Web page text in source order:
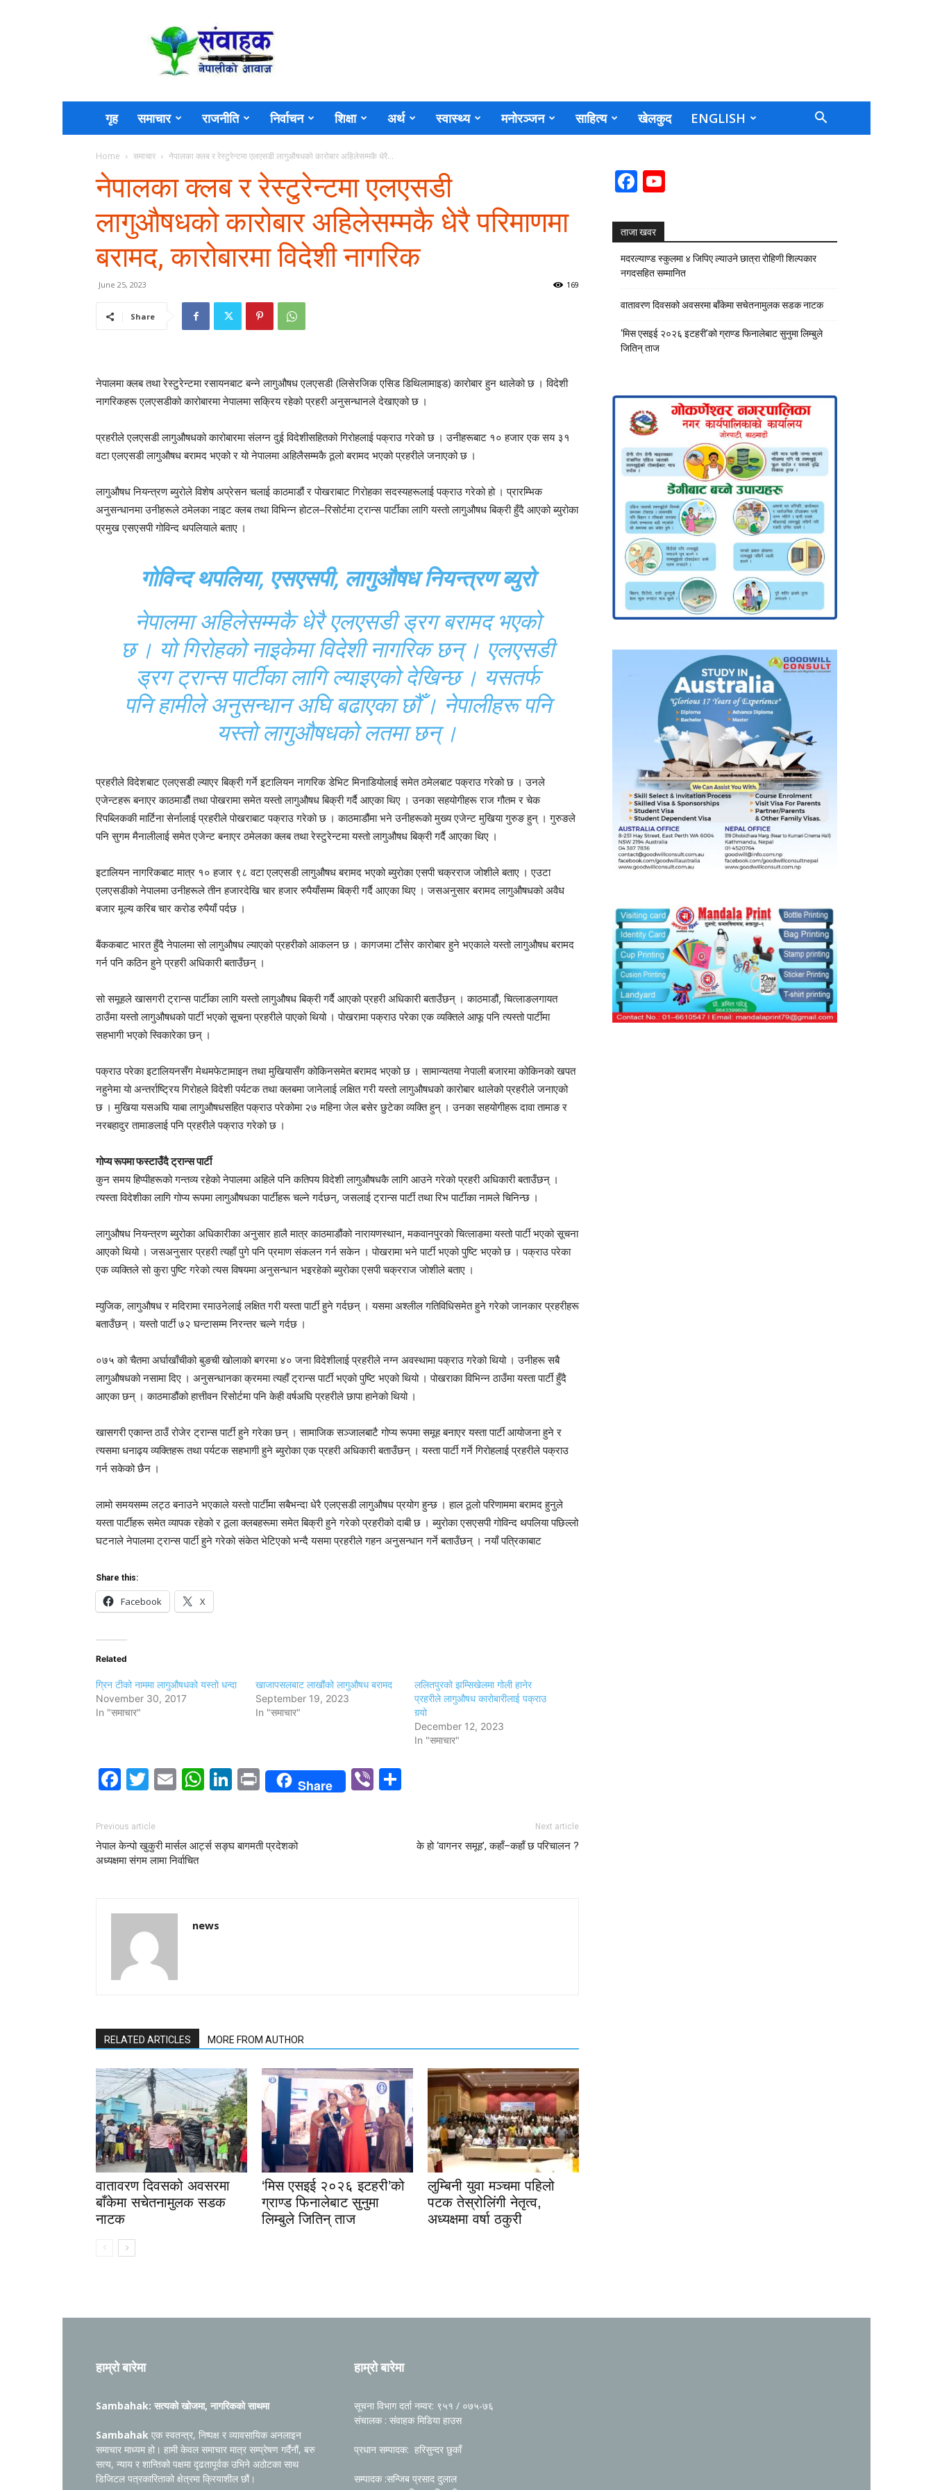
Sambahak
गृह समाचार राजनीति निर्वाचन शिक्षा अर्थ स्वास्थ्य मनोरञ्जन साहित्य खेलकुद ENGLISH
Home समाचार नेपालका क्लब र रेस्टुरेन्टमा एलएसडी लागुऔषधको कारोबार अहिलेसम्मकै धेरै...
नेपालका क्लब र रेस्टुरेन्टमा एलएसडी
लागुऔषधको कारोबार अहिलेसम्मकै धेरै परिमाणमा
बरामद, कारोबारमा विदेशी नागरिक
June 25, 2023 169
Share
नेपालमा क्लब तथा रेस्टुरेन्टमा रसायनबाट बन्ने लागुऔषध एलएसडी (लिसेरजिक एसिड डिथिलामाइड) कारोबार हुन थालेको छ । विदेशी
नागरिकहरू एलएसडीको कारोबारमा नेपालमा सक्रिय रहेको प्रहरी अनुसन्धानले देखाएको छ ।
प्रहरीले एलएसडी लागुऔषधको कारोबारमा संलग्न दुई विदेशीसहितको गिरोहलाई पक्राउ गरेको छ । उनीहरूबाट १० हजार एक सय ३१
वटा एलएसडी लागुऔषध बरामद भएको र यो नेपालमा अहिलैसम्मकै ठूलो बरामद भएको प्रहरीले जनाएको छ ।
लागुऔषध नियन्त्रण ब्युरोले विशेष अप्रेसन चलाई काठमाडौं र पोखराबाट गिरोहका सदस्यहरूलाई पक्राउ गरेको हो । प्रारम्भिक
अनुसन्धानमा उनीहरूले ठमेलका नाइट क्लब तथा विभिन्न होटल–रिसोर्टमा ट्रान्स पार्टीका लागि यस्तो लागुऔषध बिक्री हुँदै आएको ब्युरोका
प्रमुख एसएसपी गोविन्द थपलियाले बताए ।
गोविन्द थपलिया, एसएसपी, लागुऔषध नियन्त्रण ब्युरो
नेपालमा अहिलेसम्मकै धेरै एलएसडी ड्रग बरामद भएको
छ । यो गिरोहको नाइकेमा विदेशी नागरिक छन् । एलएसडी
ड्रग ट्रान्स पार्टीका लागि ल्याइएको देखिन्छ । यसतर्फ
पनि हामीले अनुसन्धान अघि बढाएका छौँ । नेपालीहरू पनि
यस्तो लागुऔषधको लतमा छन् ।
प्रहरीले विदेशबाट एलएसडी ल्याएर बिक्री गर्ने इटालियन नागरिक डेभिट मिनाडियोलाई समेत ठमेलबाट पक्राउ गरेको छ । उनले
एजेन्टहरू बनाएर काठमाडौैं तथा पोखरामा समेत यस्तो लागुऔषध बिक्री गर्दै आएका थिए । उनका सहयोगीहरू राज गौतम र चेक
रिपब्लिककी मार्टिना सेर्नालाई प्रहरीले पोखराबाट पक्राउ गरेको छ । काठमाडौंमा भने उनीहरूको मुख्य एजेन्ट मुखिया गुरुङ हुन् । गुरुङले
पनि सुगम मैनालीलाई समेत एजेन्ट बनाएर ठमेलका क्लब तथा रेस्टुरेन्टमा यस्तो लागुऔषध बिक्री गर्दै आएका थिए ।
इटालियन नागरिकबाट मात्र १० हजार ९८ वटा एलएसडी लागुऔषध बरामद भएको ब्युरोका एसपी चक्रराज जोशीले बताए । एउटा
एलएसडीको नेपालमा उनीहरूले तीन हजारदेखि चार हजार रुपैयाँसम्म बिक्री गर्दै आएका थिए । जसअनुसार बरामद लागुऔषधको अवैध
बजार मूल्य करिब चार करोड रुपैयाँ पर्दछ ।
बैंककबाट भारत हुँदै नेपालमा सो लागुऔषध ल्याएको प्रहरीको आकलन छ । कागजमा टाँसेर कारोबार हुने भएकाले यस्तो लागुऔषध बरामद
गर्न पनि कठिन हुने प्रहरी अधिकारी बताउँछन् ।
सो समूहले खासगरी ट्रान्स पार्टीका लागि यस्तो लागुऔषध बिक्री गर्दै आएको प्रहरी अधिकारी बताउँछन् । काठमाडौं, चित्लाङलगायत
ठाउँमा यस्तो लागुऔषधको पार्टी भएको सूचना प्रहरीले पाएको थियो । पोखरामा पक्राउ परेका एक व्यक्तिले आफू पनि त्यस्तो पार्टीमा
सहभागी भएको स्विकारेका छन् ।
पक्राउ परेका इटालियनसँग मेथमफेटामाइन तथा मुखियासँग कोकिनसमेत बरामद भएको छ । सामान्यतया नेपाली बजारमा कोकिनको खपत
नहुनेमा यो अन्तर्राष्ट्रिय गिरोहले विदेशी पर्यटक तथा क्लबमा जानेलाई लक्षित गरी यस्तो लागुऔषधको कारोबार थालेको प्रहरीले जनाएको
छ । मुखिया यसअघि याबा लागुऔषधसहित पक्राउ परेकोमा २७ महिना जेल बसेर छुटेका व्यक्ति हुन् । उनका सहयोगीहरू दावा तामाङ र
नरबहादुर तामाङलाई पनि प्रहरीले पक्राउ गरेको छ ।
गोप्य रूपमा फस्टाउँदै ट्रान्स पार्टी
कुन समय हिप्पीहरूको गन्तव्य रहेको नेपालमा अहिले पनि कतिपय विदेशी लागुऔषधकै लागि आउने गरेको प्रहरी अधिकारी बताउँछन् ।
त्यस्ता विदेशीका लागि गोप्य रूपमा लागुऔषधका पार्टीहरू चल्ने गर्दछन्, जसलाई ट्रान्स पार्टी तथा रिभ पार्टीका नामले चिनिन्छ ।
लागुऔषध नियन्त्रण ब्युरोका अधिकारीका अनुसार हालै मात्र काठमाडौंको नारायणस्थान, मकवानपुरको चित्लाङमा यस्तो पार्टी भएको सूचना
आएको थियो । जसअनुसार प्रहरी त्यहाँ पुगे पनि प्रमाण संकलन गर्न सकेन । पोखरामा भने पार्टी भएको पुष्टि भएको छ । पक्राउ परेका
एक व्यक्तिले सो कुरा पुष्टि गरेको त्यस विषयमा अनुसन्धान भइरहेको ब्युरोका एसपी चक्रराज जोशीले बताए ।
म्युजिक, लागुऔषध र मदिरामा रमाउनेलाई लक्षित गरी यस्ता पार्टी हुने गर्दछन् । यसमा अश्लील गतिविधिसमेत हुने गरेको जानकार प्रहरीहरू
बताउँछन् । यस्तो पार्टी ७२ घन्टासम्म निरन्तर चल्ने गर्दछ ।
०७५ को चैतमा अर्घाखाँचीको बुङची खोलाको बगरमा ४० जना विदेशीलाई प्रहरीले नग्न अवस्थामा पक्राउ गरेको थियो । उनीहरू सबै
लागुऔषधको नसामा दिए । अनुसन्धानका क्रममा त्यहाँ ट्रान्स पार्टी भएको पुष्टि भएको थियो । पोखराका विभिन्न ठाउँमा यस्ता पार्टी हुँदै
आएका छन् । काठमाडौंको हात्तीवन रिसोर्टमा पनि केही वर्षअघि प्रहरीले छापा हानेको थियो ।
खासगरी एकान्त ठाउँ रोजेर ट्रान्स पार्टी हुने गरेका छन् । सामाजिक सञ्जालबाटै गोप्य रूपमा समूह बनाएर यस्ता पार्टी आयोजना हुने र
त्यसमा धनाढ्य व्यक्तिहरू तथा पर्यटक सहभागी हुने ब्युरोका एक प्रहरी अधिकारी बताउँछन् । यस्ता पार्टी गर्ने गिरोहलाई प्रहरीले पक्राउ
गर्न सकेको छैन ।
लामो समयसम्म लट्ठ बनाउने भएकाले यस्तो पार्टीमा सबैभन्दा धेरै एलएसडी लागुऔषध प्रयोग हुन्छ । हाल ठूलो परिणाममा बरामद हुनुले
यस्ता पार्टीहरू समेत व्यापक रहेको र ठूला क्लबहरूमा समेत बिक्री हुने गरेको प्रहरीको दाबी छ । ब्युरोका एसएसपी गोविन्द थपलिया पछिल्लो
घटनाले नेपालमा ट्रान्स पार्टी हुने गरेको संकेत भेटिएको भन्दै यसमा प्रहरीले गहन अनुसन्धान गर्ने बताउँछन् । नयाँ पत्रिकाबाट
Share this:
Facebook X
Related
ग्रिन टीको नाममा लागुऔषधको यस्तो धन्दा
November 30, 2017
In "समाचार"
खाजापसलबाट लाखौंको लागुऔषध बरामद
September 19, 2023
In "समाचार"
ललितपुरको झम्सिखेलमा गोली हानेर
प्रहरीले लागुऔषध कारोबारीलाई पक्राउ
गर्‍यो
December 12, 2023
In "समाचार"
Facebook
Twitter
EmailWhatsApp
LinkedIn
PrintShare Viber
Previous article
नेपाल केन्पो खुकुरी मार्सल आर्ट्स सङ्घ बागमती प्रदेशको
अध्यक्षमा संगम लामा निर्वाचित
Next article
के हो ‘वागनर समूह’, कहाँ–कहाँ छ परिचालन ?
news
RELATED ARTICLES MORE FROM AUTHOR
वातावरण दिवसको अवसरमा
बाँकेमा सचेतनामुलक सडक
नाटक
‘मिस एसइई २०२६ इटहरी’को
ग्राण्ड फिनालेबाट सुनुमा
लिम्बुले जितिन् ताज
लुम्बिनी युवा मञ्चमा पहिलो
पटक तेस्रोलिंगी नेतृत्व,
अध्यक्षमा वर्षा ठकुरी
Facebook
ताजा खवर
मदरल्याण्ड स्कुलमा ४ जिपिए ल्याउने छात्रा रोहिणी शिल्पकार
नगदसहित सम्मानित
वातावरण दिवसको अवसरमा बाँकेमा सचेतनामुलक सडक नाटक
‘मिस एसइई २०२६ इटहरी’को ग्राण्ड फिनालेबाट सुनुमा लिम्बुले
जितिन् ताज
हाम्रो बारेमा
Sambahak: सत्यको खोजमा, नागरिकको साथमा
Sambahak एक स्वतन्त्र, निष्पक्ष र व्यावसायिक अनलाइन
समाचार माध्यम हो। हामी केवल समाचार मात्र सम्प्रेषण गर्दैनौं, बरु
सत्य, न्याय र शान्तिको पक्षमा दृढतापूर्वक उभिने अठोटका साथ
डिजिटल पत्रकारिताको क्षेत्रमा क्रियाशील छौं।
हाम्रो बारेमा
सूचना विभाग दर्ता नम्वर: ९५१ / ०७५-७६
संचालक : संवाहक मिडिया हाउस
प्रधान सम्पादक: हरिसुन्दर छुकाँ
सम्पादक :सन्जिब प्रसाद दुलाल